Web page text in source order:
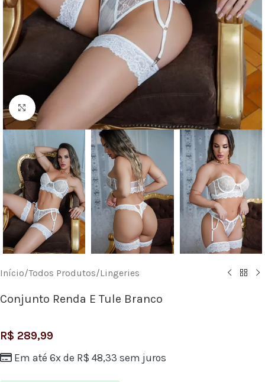
Clique para ampliar
Início/Todos Produtos/Lingeries
Conjunto Renda E Tule Branco
R$ 289,99
Em até 6x de R$ 48,33 sem juros